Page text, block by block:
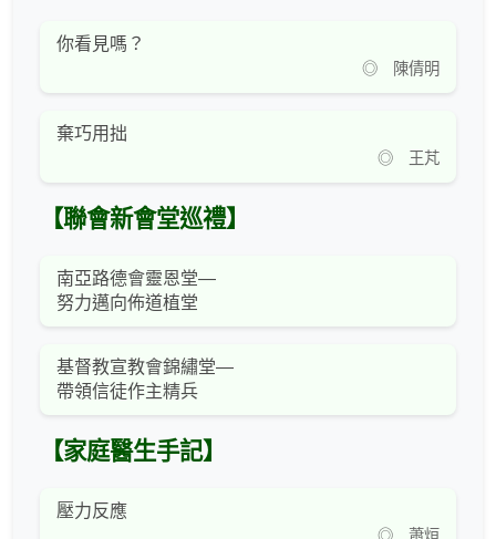
你看見嗎？
◎ 陳倩明
棄巧用拙
◎ 王芃
【聯會新會堂巡禮】
南亞路德會靈恩堂—
努力邁向佈道植堂
基督教宣教會錦繡堂—
帶領信徒作主精兵
【家庭醫生手記】
壓力反應